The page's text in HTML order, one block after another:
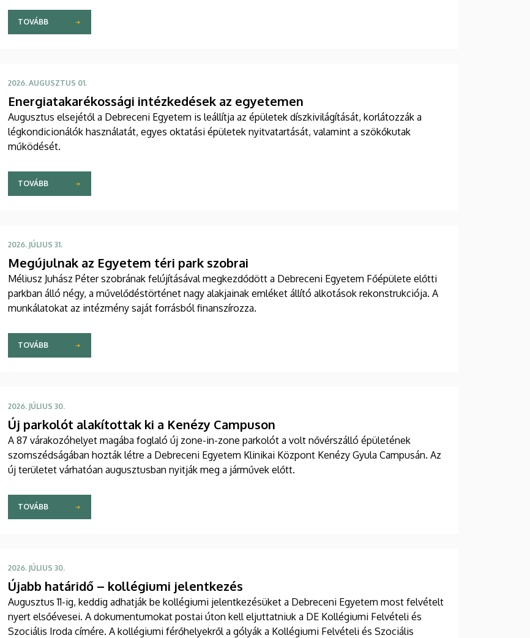
társadalmi és gazdasági hasznosulását.
TOVÁBB
2026. AUGUSZTUS 01.
Energiatakarékossági intézkedések az egyetemen
Augusztus elsejétől a Debreceni Egyetem is leállítja az épületek díszkivilágítását, korlátozzák a
légkondicionálók használatát, egyes oktatási épületek nyitvatartását, valamint a szökőkutak
működését.
TOVÁBB
2026. JÚLIUS 31.
Megújulnak az Egyetem téri park szobrai
Méliusz Juhász Péter szobrának felújításával megkezdődött a Debreceni Egyetem Főépülete előtti
parkban álló négy, a művelődéstörténet nagy alakjainak emléket állító alkotások rekonstrukciója. A
munkálatokat az intézmény saját forrásból finanszírozza.
TOVÁBB
2026. JÚLIUS 30.
Új parkolót alakítottak ki a Kenézy Campuson
A 87 várakozóhelyet magába foglaló új zone-in-zone parkolót a volt nővérszálló épületének
szomszédságában hozták létre a Debreceni Egyetem Klinikai Központ Kenézy Gyula Campusán. Az
új területet várhatóan augusztusban nyitják meg a járművek előtt.
TOVÁBB
2026. JÚLIUS 30.
Újabb határidő – kollégiumi jelentkezés
Augusztus 11-ig, keddig adhatják be kollégiumi jelentkezésüket a Debreceni Egyetem most felvételt
nyert elsőévesei. A dokumentumokat postai úton kell eljuttatniuk a DE Kollégiumi Felvételi és
Szociális Iroda címére. A kollégiumi férőhelyekről a gólyák a Kollégiumi Felvételi és Szociális